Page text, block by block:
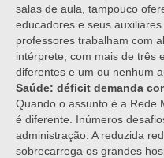
salas de aula, tampouco
educadores e seus
professores trabalham com
intérprete, com mais de três
diferentes e um ou nenhum
Saúde: déficit demanda
Quando o assunto é a Rede
é diferente. Inúmeros
administração. A reduzida
sobrecarrega os grandes